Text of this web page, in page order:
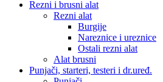
Rezni i brusni alat
Rezni alat
Burgije
Nareznice i ureznice
Ostali rezni alat
Alat brusni
Punjači, starteri, testeri i dr.uređ.